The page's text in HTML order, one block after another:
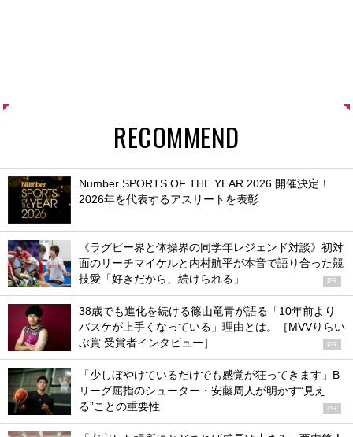
RECOMMEND
Number SPORTS OF THE YEAR 2026 開催決定！
2026年を代表するアスリートを表彰
《ラグビー界と体操界の同学年レジェンド対談》初対
面のリーチマイケルと内村航平が本音で語り合った競
技愛「好きだから、続けられる」
PR
38歳でも進化を続ける篠山竜青が語る「10年前より
バスケが上手くなっている」理由とは。［MVVりらい
ぶ賞 受賞者インタビュー］
PR
「少しぼやけているだけでも感覚が狂ってきます」B
リーグ屈指のシューター・安藤周人が明かす“見え
る”ことの重要性
PR